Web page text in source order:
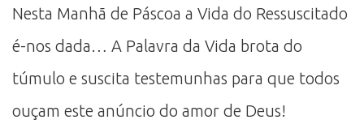
Nesta Manhã de Páscoa a Vida do Ressuscitado
é-nos dada… A Palavra da Vida brota do
túmulo e suscita testemunhas para que todos
ouçam este anúncio do amor de Deus!